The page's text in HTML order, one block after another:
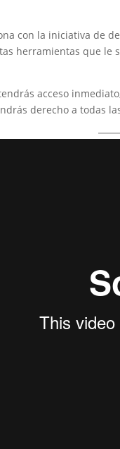
con la iniciativa de
herramientas que
acceso
derecho a todas